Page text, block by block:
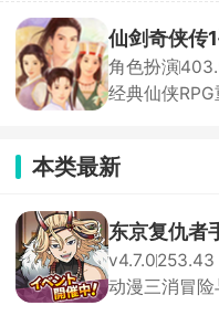
仙剑奇侠传
角色扮演
经典仙侠
本类最新
东京复仇者
v4.7.0253.43
动漫三消冒